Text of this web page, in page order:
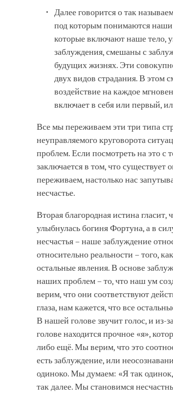
Далее говорится о так
под которым понимаются
которые включают наше тело,
заблуждения, смешаны с
будущих жизнях. Эти
двух видов страдания. В этом
воздействие на каждое
включает в себя или первый,
Все мы переживаем эти три типа
неуправляемого круговорота
проблем. Если посмотреть на это с
заключается в том, что существует
переживаем, настолько нас
несчастье.
Вторая благородная истина гласит,
улыбнулась богиня Фортуна, а в
несчастья – наше заблуждение
относительно реальности – того,
остальные явления. В основе
наших проблем – то, что наш ум
верим, что они соответствуют
глаза, нам кажется, что все
В нашей голове звучит голос, и из-
голове находится прочное «я»,
либо ещё. Мы верим, что это
есть заблуждение, или
одиноко. Мы думаем: «Я так
так далее. Мы становимся